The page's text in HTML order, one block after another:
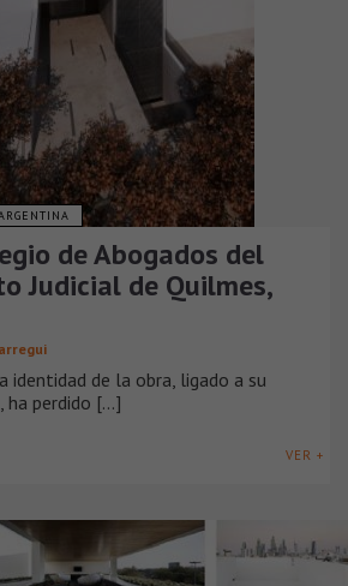
de Abogados del
Judicial de Quilmes,
identidad de la obra, ligado a su
perdido [...]
VER +